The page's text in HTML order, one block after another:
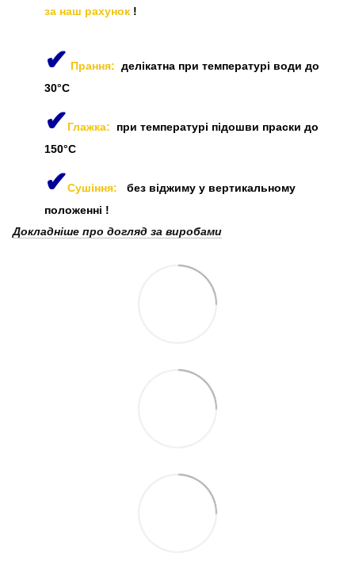
за наш рахунок !
✔ Прання: делікатна при температурі води до
30°C
✔Глажка: при температурі підошви праски до
150°C
✔Сушіння:
без віджиму у вертикальному
положенні !
Докладніше про догляд за виробами